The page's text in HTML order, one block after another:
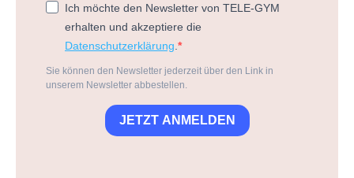
Ich möchte den Newsletter von TELE-GYM
erhalten und akzeptiere die
Datenschutzerklärung
Sie können den Newsletter jederzeit über den Link in
unserem Newsletter abbestellen.
JETZT ANMELDEN